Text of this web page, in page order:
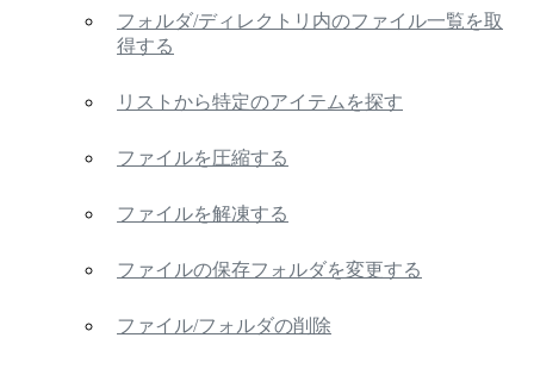
フォルダ/ディレクトリ内のファイル一覧を取
得する
リストから特定のアイテムを探す
ファイルを圧縮する
ファイルを解凍する
ファイルの保存フォルダを変更する
ファイル/フォルダの削除